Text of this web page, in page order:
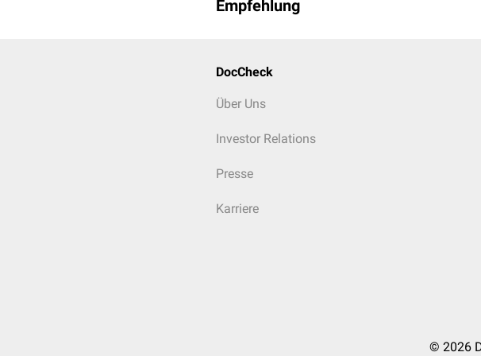
Empfehlung
DocCheck
Über Uns
Investor Relations
Presse
Karriere
© 2026